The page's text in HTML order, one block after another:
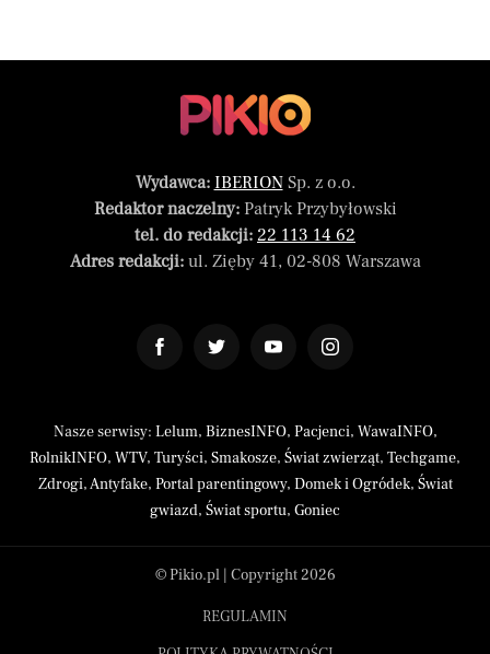
Wydawca: IBERIONSp. z o.o.
Redaktor naczelny:Patryk Przybyłowski
tel. do redakcji: 22 113 14 62
Adres redakcji:ul. Zięby 41, 02-808 Warszawa
Nasze serwisy: Lelum, BiznesINFO, Pacjenci, WawaINFO,
RolnikINFO, WTV, Turyści, Smakosze, Świat zwierząt, Techgame,
Zdrogi,Antyfake, Portal parentingowy, Domek i Ogródek, Świat
gwiazd, Świat sportu, Goniec
© Pikio.pl | Copyright 2026
REGULAMIN